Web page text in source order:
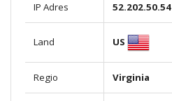
IP Adres 52.202.50.54
Land US
Regio Virginia